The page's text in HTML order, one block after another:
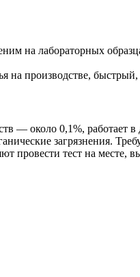
на лабораторных
на производстве,
— около 0,1%, работает
загрязнения.
провести тест на месте,